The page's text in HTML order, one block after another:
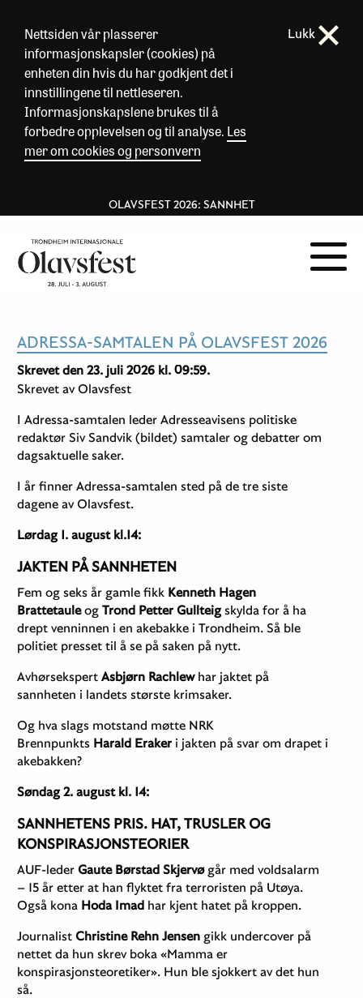
Nettsiden vår plasserer
informasjonskapsler (cookies) på
enheten din hvis du har godkjent det i
innstillingene til nettleseren.
Informasjonskapslene brukes til å
forbedre opplevelsen og til analyse. Les
mer om cookies og personvern
Lukk
OLAVSFEST 2026: SANNHET
ADRESSA-SAMTALEN PÅ OLAVSFEST 2026
Skrevet den 23. juli 2026 kl. 09:59.
Skrevet av Olavsfest
I Adressa-samtalen leder Adresseavisens politiske
redaktør Siv Sandvik (bildet) samtaler og debatter om
dagsaktuelle saker.
I år finner Adressa-samtalen sted på de tre siste
dagene av Olavsfest.
Lørdag 1. august kl.14:
JAKTEN PÅ SANNHETEN
Fem og seks år gamle fikk Kenneth Hagen
BrattetauleogTrond Petter Gullteig skylda for å ha
drept venninnen i en akebakke i Trondheim. Så ble
politiet presset til å se på saken på nytt.
AvhørsekspertAsbjørn Rachlewhar jaktet på
sannheten i landets største krimsaker.
Og hva slags motstand møtte NRK
Brennpunkts Harald Eraker i jakten på svar om drapet i
akebakken?
Søndag 2. august kl. 14:
SANNHETENS PRIS. HAT, TRUSLER OG
KONSPIRASJONSTEORIER
AUF-lederGaute Børstad Skjervøgår med voldsalarm
– 15 år etter at han flyktet fra terroristen på Utøya.
Også kona Hoda Imad har kjent hatet på kroppen.
JournalistChristine Rehn Jensen gikk undercover på
nettet da hun skrev boka «Mamma er
konspirasjonsteoretiker». Hun ble sjokkert av det hun
så.